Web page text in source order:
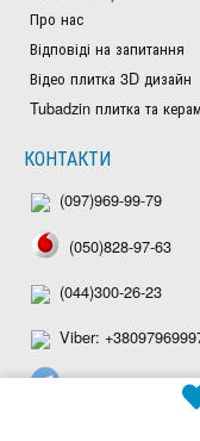
Про нас
Відповіді на запитання
Відео плитка 3D дизайн
Tubadzin плитка та
КОНТАКТИ
(097)969-99-79
(050)828-97-63
(044)300-26-23
Viber:
Telegram: